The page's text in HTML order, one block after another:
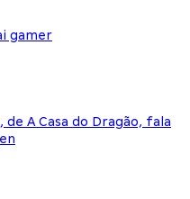
gamer
A Casa do Dragão, fala